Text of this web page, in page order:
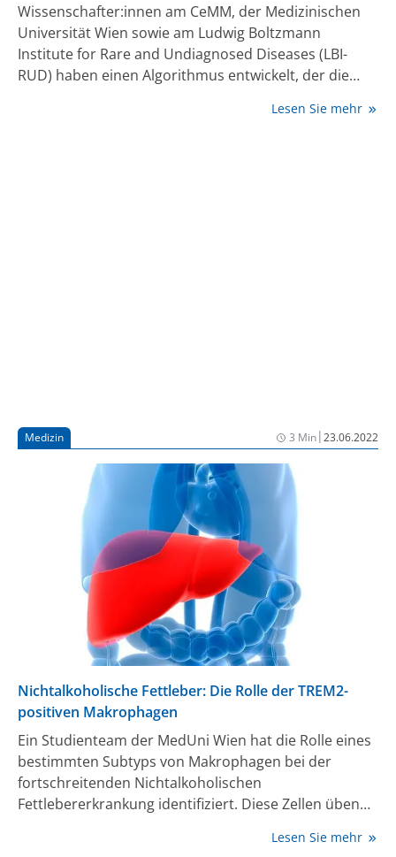
Wissenschafter:innen am CeMM, der Medizinischen
Universität Wien sowie am Ludwig Boltzmann
Institute for Rare and Undiagnosed Diseases (LBI-
RUD) haben einen Algorithmus entwickelt, der die
Komplikationen bei Patient:innen mit Leberzirrhose
Lesen Sie mehr
Medizin 3 Min|23.06.2022
Nichtalkoholische Fettleber: Die Rolle der TREM2-
positiven Makrophagen
Ein Studienteam der MedUni Wien hat die Rolle eines
bestimmten Subtyps von Makrophagen bei der
fortschreitenden Nichtalkoholischen
Fettlebererkrankung identifiziert. Diese Zellen üben
gegenüber Fibrose und Leberzirrhose aus.Lesen Sie mehr